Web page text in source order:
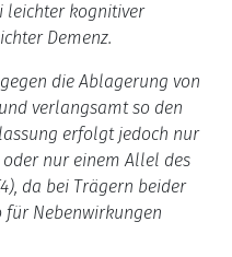
leichter kognitiver
Demenz.
die Ablagerung von
verlangsamt so den
erfolgt jedoch nur
nur einem Allel des
da bei Trägern beider
für Nebenwirkungen